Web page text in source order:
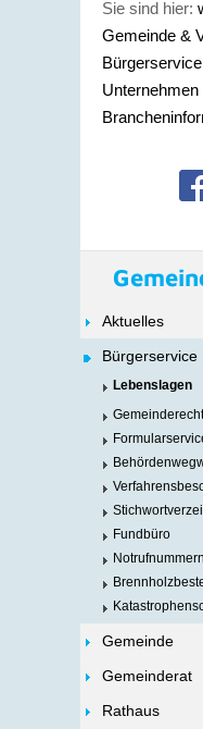
Sie sind hier:
Gemeinde &
Bürgerservice
Unternehmen
Aktuelles
Bürgerservice
Lebenslagen
Gemeinderecht
Fundbüro
Notrufnummern
Gemeinde
Gemeinderat
Rathaus